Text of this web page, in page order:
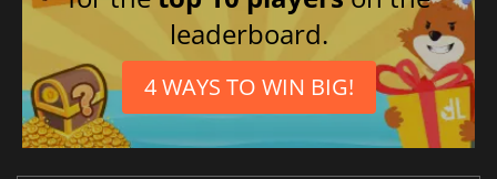
leaderboard.
4 WAYS TO WIN BIG!